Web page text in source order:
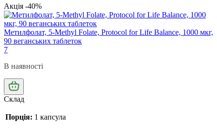
Акція -40%
Метилфолат, 5-Methyl Folate, Protocol for Life Balance, 1000 мкг,
90 веганських таблеток
7
В наявності
Склад
Порція: 1 капсула